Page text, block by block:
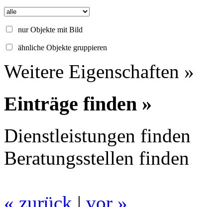
nur Objekte mit Bild
ähnliche Objekte gruppieren
Weitere Eigenschaften »
Einträge finden »
Dienstleistungen finden
Beratungsstellen finden